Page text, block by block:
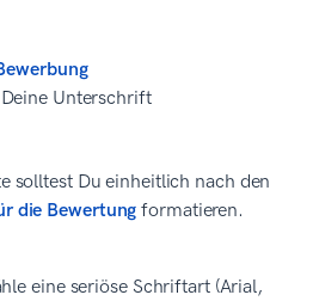
Unterschrift
solltest Du einheitlich nach den
die Bewertung formatieren.
eine seriöse Schriftart (Arial,